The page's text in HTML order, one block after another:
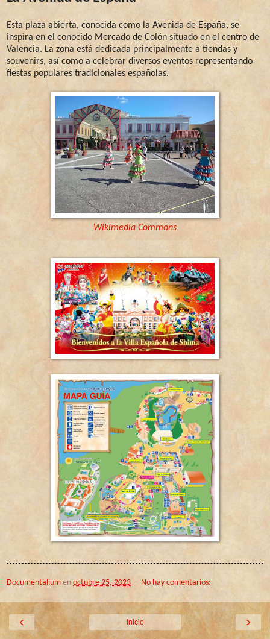
Esta plaza abierta, conocida como la Avenida de España, se
inspira en el conocido Mercado de Colón situado en el centro de
Valencia. La zona está dedicada principalmente a tiendas y
souvenirs, así como a celebrar diversos eventos representando
fiestas populares tradicionales españolas.
Wikimedia Commons
Documentalium en octubre 25, 2023 No hay comentarios:
‹ ›
Inicio